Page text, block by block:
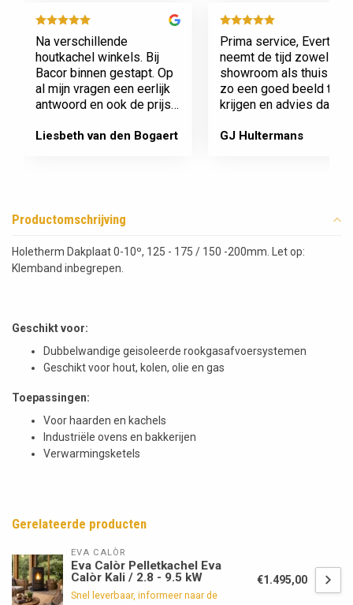
Na verschillende
houtkachel winkels. Bij
Bacor binnen gestapt. Op
al mijn vragen een eerlijk
antwoord en ook de prijs
Afspraak is afspraak geen
Liesbeth van den Bogaert
Prima service, Evert
neemt de tijd zowel in
showroom als thuis om
zo een goed beeld te
krijgen en advies daarop
nieuwe kachel. Komt
GJ Hultermans
Productomschrijving
Holetherm Dakplaat 0-10º, 125 - 175 / 150 -200mm. Let op:
Klemband inbegrepen.
Geschikt voor:
Dubbelwandige geisoleerde rookgasafvoersystemen
Geschikt voor hout, kolen, olie en gas
Toepassingen:
Voor haarden en kachels
Industriële ovens en bakkerijen
Verwarmingsketels
Gerelateerde producten
EVA CALÒR
Eva Calòr Pelletkachel Eva
Calòr Kali / 2.8 - 9.5 kW
Snel leverbaar, informeer naar de
€1.495,00